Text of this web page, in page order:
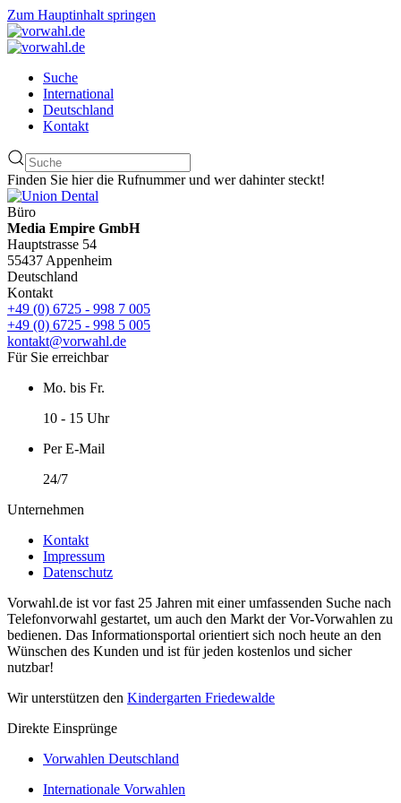
Zum Hauptinhalt springen
Suche
International
Deutschland
Kontakt
Finden Sie hier die Rufnummer und wer dahinter steckt!
Büro
Media Empire GmbH
Hauptstrasse 54
55437 Appenheim
Deutschland
Kontakt
+49 (0) 6725 - 998 7 005
+49 (0) 6725 - 998 5 005
kontakt@vorwahl.de
Für Sie erreichbar
Mo. bis Fr.
10 - 15 Uhr
Per E-Mail
24/7
Unternehmen
Kontakt
Impressum
Datenschutz
Vorwahl.de ist vor fast 25 Jahren mit einer umfassenden Suche nach
Telefonvorwahl gestartet, um auch den Markt der Vor-Vorwahlen zu
bedienen. Das Informationsportal orientiert sich noch heute an den
Wünschen des Kunden und ist für jeden kostenlos und sicher
nutzbar!
Wir unterstützen den Kindergarten Friedewalde
Direkte Einsprünge
Vorwahlen Deutschland
Internationale Vorwahlen